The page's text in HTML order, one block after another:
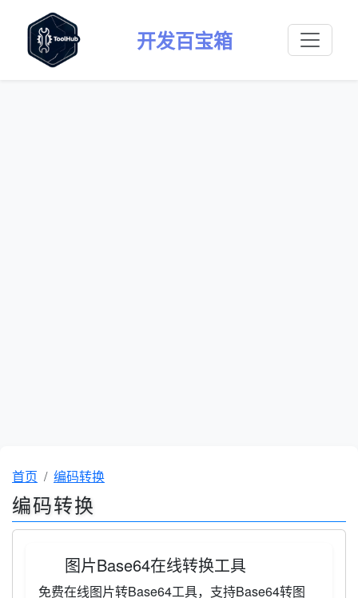
开发百宝箱
首页 编码转换
编码转换
图片Base64在线转换工具
免费在线图片转Base64工具，支持Base64转图